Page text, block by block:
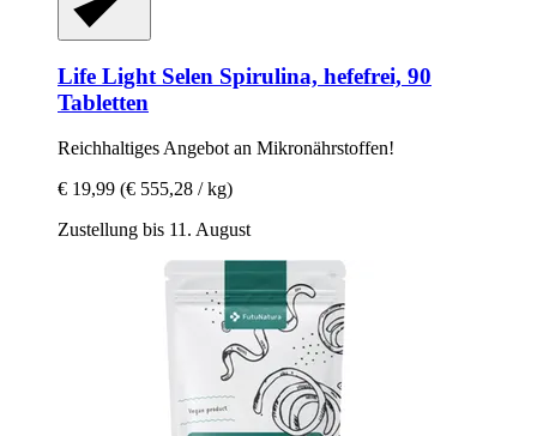
Life Light Selen Spirulina, hefefrei, 90
Tabletten
Reichhaltiges Angebot an Mikronährstoffen!
€ 19,99 (€ 555,28 / kg)
Zustellung bis 11. August